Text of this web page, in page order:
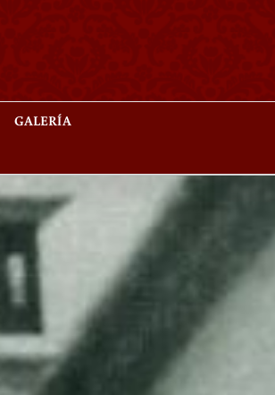
GALERÍA